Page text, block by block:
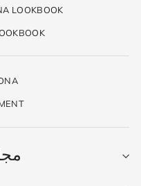
LOOKBOOK